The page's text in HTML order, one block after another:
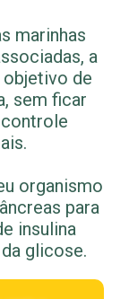
marinhas
a
de
sem ficar
organismo
para
insulina
glicose.